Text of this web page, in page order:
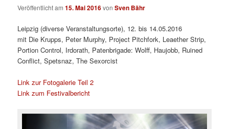
Veröffentlicht am15. Mai 2016vonSven Bähr
Leipzig (diverse Veranstaltungsorte), 12. bis 14.05.2016
mit Die Krupps, Peter Murphy, Project Pitchfork, Leaether Strip,
Portion Control, Irdorath, Patenbrigade: Wolff, Haujobb, Ruined
Conflict, Spetsnaz, The Sexorcist
Link zur Fotogalerie Teil 2
Link zum Festivalbericht